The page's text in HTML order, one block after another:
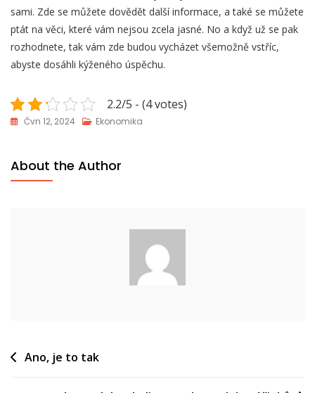
sami. Zde se můžete dovědět další informace, a také se můžete
ptát na věci, které vám nejsou zcela jasné. No a když už se pak
rozhodnete, tak vám zde budou vycházet všemožně vstříc,
abyste dosáhli kýženého úspěchu.
2.2/5 - (4 votes)
Čvn 12, 2024 Ekonomika
About the Author
Navigace
Ano, je to tak